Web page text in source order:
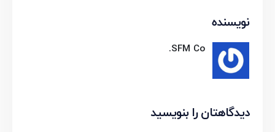
نویسنده
SFM Co.
دیدگاهتان را بنویسید